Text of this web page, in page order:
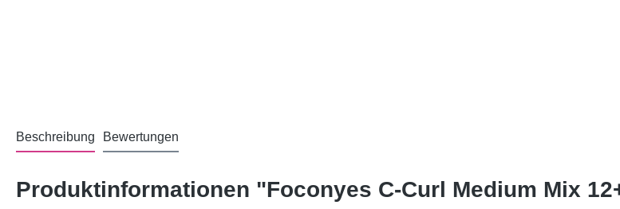
Beschreibung Bewertungen
Produktinformationen "Foconyes C-Curl Medium Mix